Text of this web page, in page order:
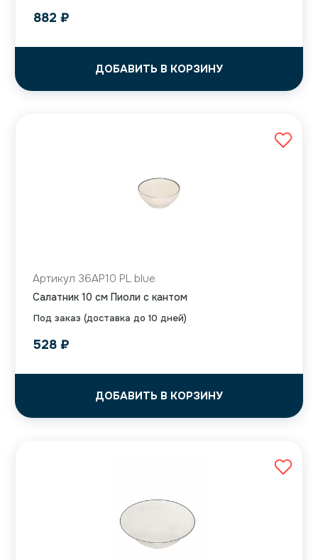
882 ₽
ДОБАВИТЬ В КОРЗИНУ
Под заказ (доставка до 10 дней)
Артикул 36AP10 PL blue
Салатник 10 см Пиоли с кантом
528 ₽
ДОБАВИТЬ В КОРЗИНУ